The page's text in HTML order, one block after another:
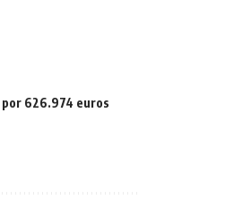
626.974 euros